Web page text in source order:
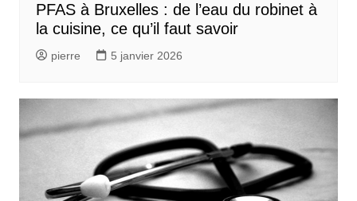
PFAS à Bruxelles : de l’eau du robinet à
la cuisine, ce qu’il faut savoir
pierre 5 janvier 2026